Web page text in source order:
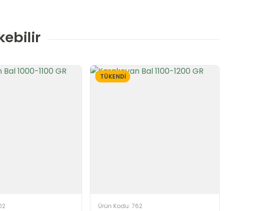
TÜKENDİ
Ürün Kodu: 762